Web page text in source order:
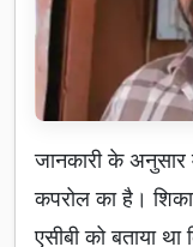
जानकारी के अनुसार
कपरोल का है।
एसीबी को बताया